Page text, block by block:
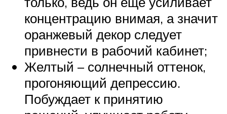
концентрацию внимая, а значит
оранжевый декор следует
привнести в рабочий кабинет;
Желтый – солнечный оттенок,
прогоняющий депрессию.
Побуждает к принятию